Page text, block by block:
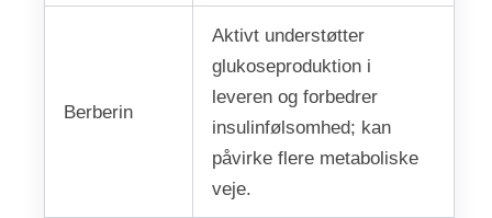
Berberin
Aktivt understøtter
glukoseproduktion i
leveren og forbedrer
insulinfølsomhed; kan
påvirke flere metaboliske
veje.